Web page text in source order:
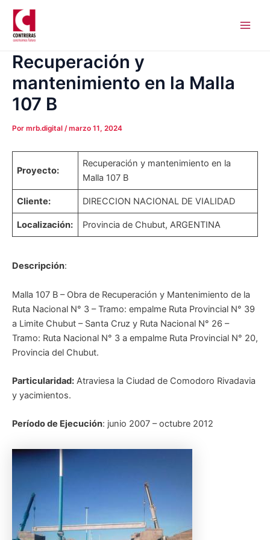
contenido
Recuperación y
mantenimiento en la Malla
107 B
Por mrb.digital /marzo 11, 2024
Proyecto:
Recuperación y mantenimiento en la
Malla 107 B
Cliente: DIRECCION NACIONAL DE VIALIDAD
Localización: Provincia de Chubut, ARGENTINA
Descripción:
Malla 107 B – Obra de Recuperación y Mantenimiento de la
Ruta Nacional N° 3 – Tramo: empalme Ruta Provincial N° 39
a Limite Chubut – Santa Cruz y Ruta Nacional N° 26 –
Tramo: Ruta Nacional N° 3 a empalme Ruta Provincial N° 20,
Provincia del Chubut.
Particularidad: Atraviesa la Ciudad de Comodoro Rivadavia
y yacimientos.
Período de Ejecución: junio 2007 – octubre 2012
Navegación
de
entradas